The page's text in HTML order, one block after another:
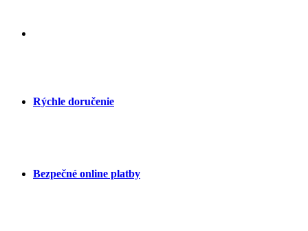
Rýchle doručenie
Bezpečné online platby